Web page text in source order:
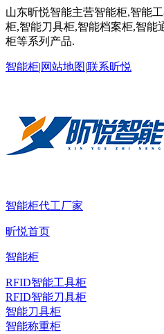
山东昕悦智能主营智能柜,智能
柜,智能刀具柜,智能档案柜,智能
柜等系列产品.
智能柜|网站地图|联系昕悦
智能柜代工厂家
昕悦首页
智能柜
RFID智能工具柜
RFID智能刀具柜
智能刀具柜
智能称重柜